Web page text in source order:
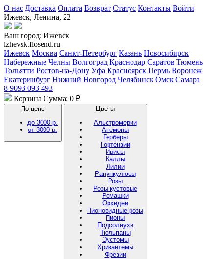
О нас Доставка Оплата Возврат Статус Контакты Войти
Ижевск, Ленина, 22
Ваш город: Ижевск
izhevsk.flosend.ru
Ижевск Москва Санкт-Петербург Казань Новосибирск
Набережные Челны Волгоград Краснодар Саратов Тюмень
Тольятти Ростов-на-Дону Уфа Красноярск Пермь Воронеж
Екатеринбург Нижний Новгород Челябинск Омск Самара
8 9093 093 493
Корзина Сумма: 0 ₽
По цене
до 3000 р.
от 3000 р.
Цветы
Альстромерии
Анемоны
Герберы
Гортензии
Ирисы
Каллы
Лилии
Ранункулюсы
Розы
Розы кустовые
Ромашки
Орхидеи
Пионовидные розы
Пионы
Подсолнухи
Тюльпаны
Эустомы
Хризантемы
Фрезии